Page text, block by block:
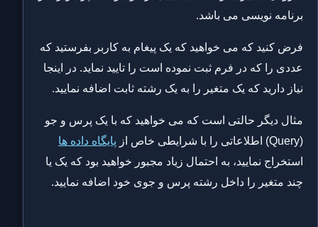
برنامه نویسی می باشد.
فرض کنید که می خواهید که یک پیغام به کاربر بفرستید که
عددی را که در فرم ثبت نموده است را تایید نماید. در اینجا
نیاز دارید که یک متغیر را به یک رشته ثابت اضافه نمایید.
مثال دیگر حالتی است که می خواهید که با یک پرس و جو
(Query) اطلاعاتی را با شرایطی خاص از
پایگاه داده ها
استخراج نمایید، به احتمال زیاد مجبور خواهید بود که یک یا
چند متغیر را داخل رشته پرس و جوی خود اضافه نمایید.